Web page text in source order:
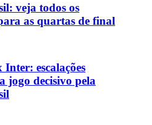
veja todos os
as quartas de final
escalações
jogo decisivo pela